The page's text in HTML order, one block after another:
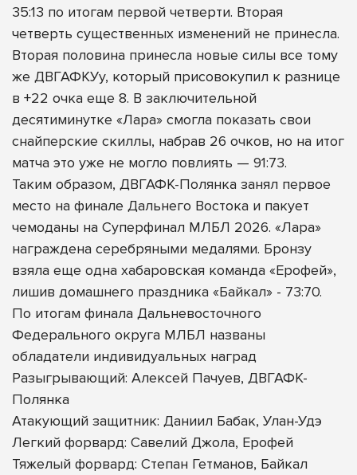
35:13 по итогам первой четверти. Вторая
четверть существенных изменений не принесла.
Вторая половина принесла новые силы все тому
же ДВГАФКУу, который присовокупил к разнице
в +22 очка еще 8. В заключительной
десятиминутке «Лара» смогла показать свои
снайперские скиллы, набрав 26 очков, но на итог
матча это уже не могло повлиять — 91:73.
Таким образом, ДВГАФК-Полянка занял первое
место на финале Дальнего Востока и пакует
чемоданы на Суперфинал МЛБЛ 2026. «Лара»
награждена серебряными медалями. Бронзу
взяла еще одна хабаровская команда «Ерофей»,
лишив домашнего праздника «Байкал» - 73:70.
По итогам финала Дальневосточного
Федерального округа МЛБЛ названы
обладатели индивидуальных наград
Разыгрывающий: Алексей Пачуев, ДВГАФК-
Полянка
Атакующий защитник: Даниил Бабак, Улан-Удэ
Легкий форвард: Савелий Джола, Ерофей
Тяжелый форвард: Степан Гетманов, Байкал